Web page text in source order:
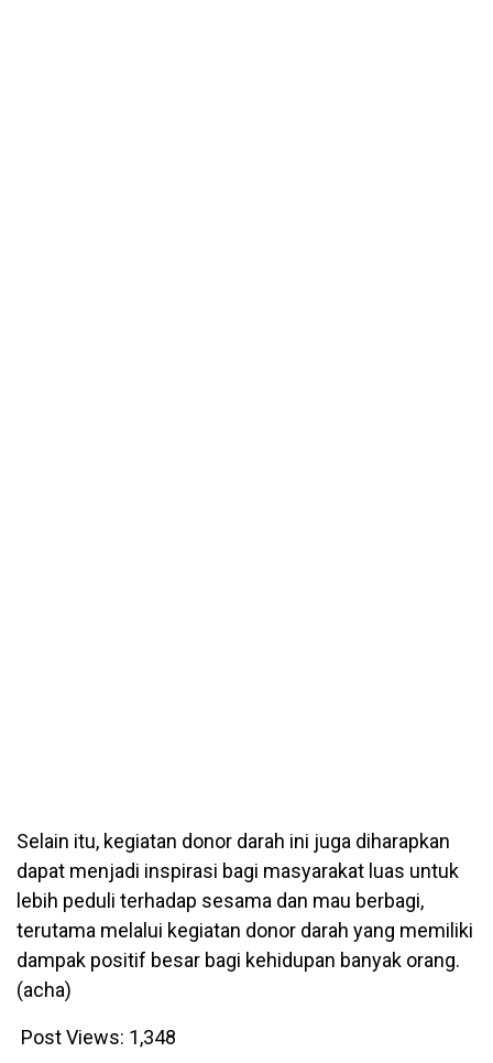
Selain itu, kegiatan donor darah ini juga diharapkan
dapat menjadi inspirasi bagi masyarakat luas untuk
lebih peduli terhadap sesama dan mau berbagi,
terutama melalui kegiatan donor darah yang memiliki
dampak positif besar bagi kehidupan banyak orang.
(acha)
Post Views: 1,348